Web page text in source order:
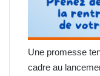
Une promesse
cadre au